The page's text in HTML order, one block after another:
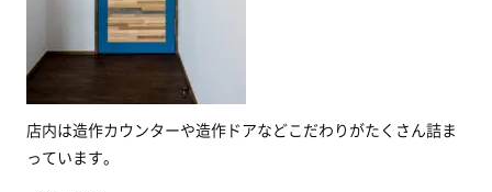
店内は造作カウンターや造作ドアなどこだわりがたくさん詰ま
っています。